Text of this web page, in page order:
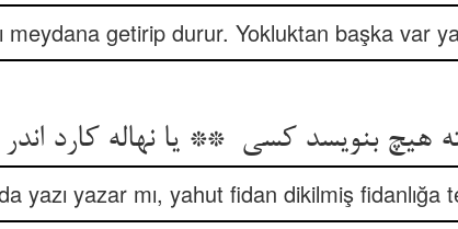
meydana getirip durur. Yokluktan başka var
yazı yazar mı, yahut fidan dikilmiş